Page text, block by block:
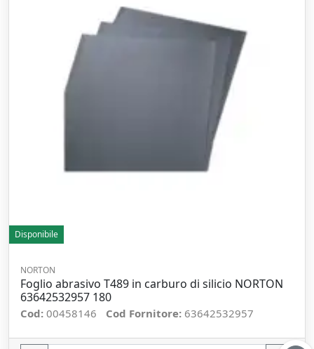
Disponibile
NORTON
Foglio abrasivo T489 in carburo di silicio NORTON
63642532957 180
Cod: 00458146 Cod Fornitore: 63642532957